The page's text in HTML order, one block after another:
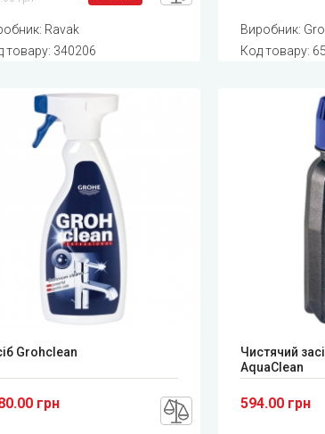
Ravak
товару: 340206
Виробник:
Код товару:
Grohclean
грн
Чистячий
AquaClean
594.00 грн